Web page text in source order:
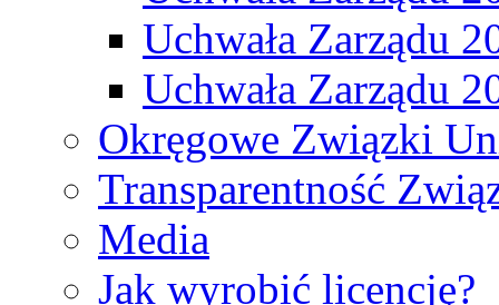
Uchwała Zarządu
Uchwała Zarządu
Okręgowe Związki
Transparentność
Media
Jak wyrobić licencję?